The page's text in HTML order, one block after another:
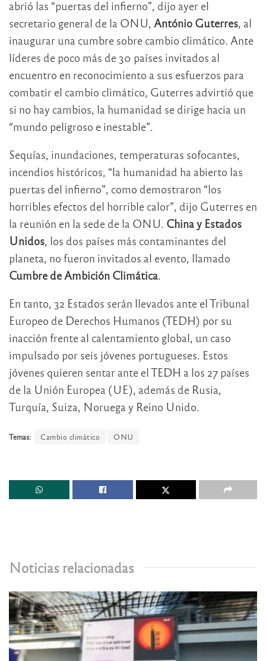
abrió las “puertas del infierno”, dijo ayer el
secretario general de la ONU, António Guterres, al
inaugurar una cumbre sobre cambio climático. Ante
líderes de poco más de 30 países invitados al
encuentro en reconocimiento a sus esfuerzos para
combatir el cambio climático, Guterres advirtió que
si no hay cambios, la humanidad se dirige hacia un
“mundo peligroso e inestable”.
Sequías, inundaciones, temperaturas sofocantes,
incendios históricos, “la humanidad ha abierto las
puertas del infierno”, como demostraron “los
horribles efectos del horrible calor”, dijo Guterres en
la reunión en la sede de la ONU. China y Estados
Unidos, los dos países más contaminantes del
planeta, no fueron invitados al evento, llamado
Cumbre de Ambición Climática.
En tanto, 32 Estados serán llevados ante el Tribunal
Europeo de Derechos Humanos (TEDH) por su
inacción frente al calentamiento global, un caso
impulsado por seis jóvenes portugueses. Estos
jóvenes quieren sentar ante el TEDH a los 27 países
de la Unión Europea (UE), además de Rusia,
Turquía, Suiza, Noruega y Reino Unido.
Temas: Cambio climático ONU
Noticias relacionadas